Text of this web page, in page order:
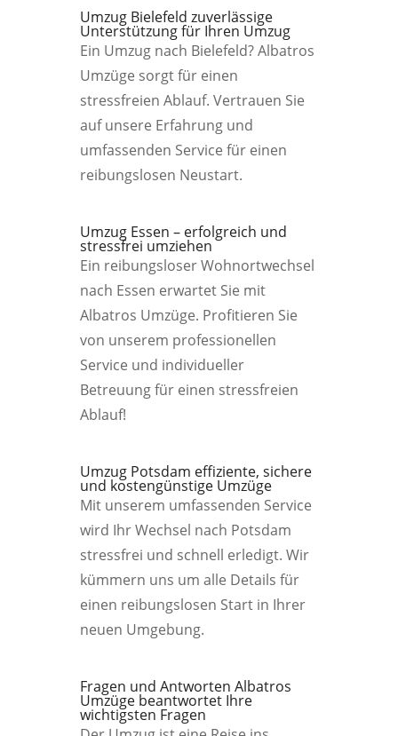
Umzug Bielefeld zuverlässige
Unterstützung für Ihren Umzug
Ein Umzug nach Bielefeld? Albatros
Umzüge sorgt für einen
stressfreien Ablauf. Vertrauen Sie
auf unsere Erfahrung und
umfassenden Service für einen
reibungslosen Neustart.
Umzug Essen – erfolgreich und
stressfrei umziehen
Ein reibungsloser Wohnortwechsel
nach Essen erwartet Sie mit
Albatros Umzüge. Profitieren Sie
von unserem professionellen
Service und individueller
Betreuung für einen stressfreien
Ablauf!
Umzug Potsdam effiziente, sichere
und kostengünstige Umzüge
Mit unserem umfassenden Service
wird Ihr Wechsel nach Potsdam
stressfrei und schnell erledigt. Wir
kümmern uns um alle Details für
einen reibungslosen Start in Ihrer
neuen Umgebung.
Fragen und Antworten Albatros
Umzüge beantwortet Ihre
wichtigsten Fragen